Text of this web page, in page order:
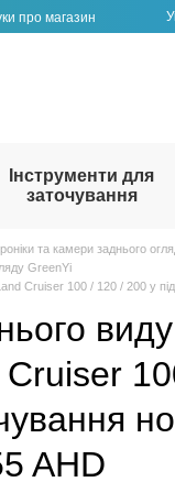
про магазин
Інструменти для
заточування
та камери заднього
GreenYi
Cruiser 100 / 120 / 200 у
AHD